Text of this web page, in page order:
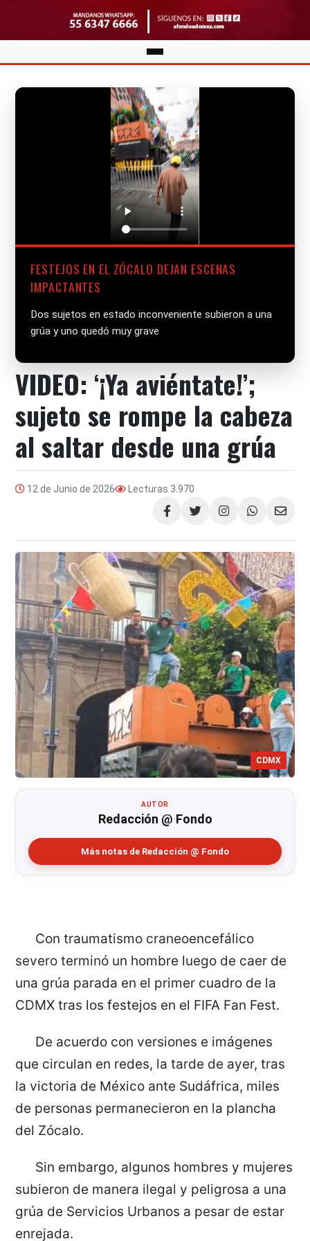
FESTEJOS EN EL ZÓCALO DEJAN ESCENAS
IMPACTANTES
Dos sujetos en estado inconveniente subieron a una
grúa y uno quedó muy grave
VIDEO: ‘¡Ya aviéntate!’;
sujeto se rompe la cabeza
al saltar desde una grúa
12 de Junio de 2026 Lecturas 3.970
Compartir
CDMX
AUTOR
Redacción @ Fondo
Más notas de Redacción @ Fondo
Con traumatismo craneoencefálico
severo terminó un hombre luego de caer de
una grúa parada en el primer cuadro de la
CDMX tras los festejos en el FIFA Fan Fest.
De acuerdo con versiones e imágenes
que circulan en redes, la tarde de ayer, tras
la victoria de México ante Sudáfrica, miles
de personas permanecieron en la plancha
del Zócalo.
Sin embargo, algunos hombres y mujeres
subieron de manera ilegal y peligrosa a una
grúa de Servicios Urbanos a pesar de estar
enrejada.